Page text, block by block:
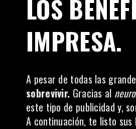
LOS
IMPRESA.
A pesar de todas las
sobrevivir. Gracias al
este tipo de publicidad y,
A continuación, te listo sus